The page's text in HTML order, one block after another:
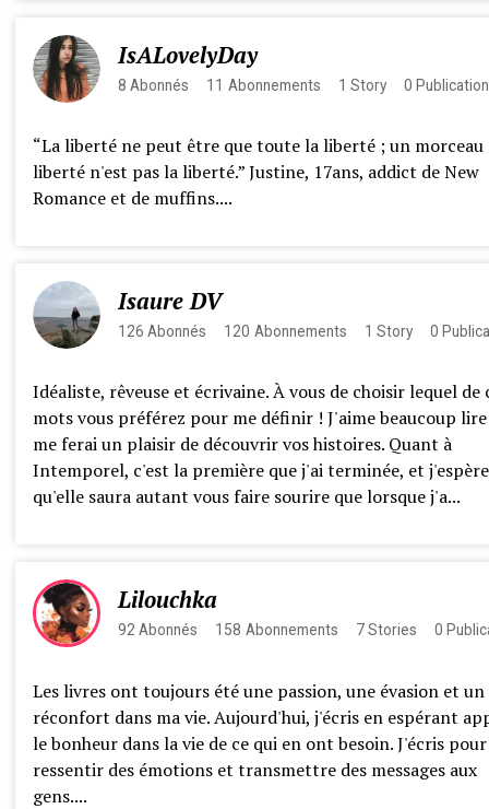
IsALovelyDay
8 Abonnés 11 Abonnements 1 Story 0 Publication
“La liberté ne peut être que toute la liberté ; un morceau
liberté n'est pas la liberté.” Justine, 17ans, addict de New
Romance et de muffins....
Isaure DV
126 Abonnés 120 Abonnements 1 Story 0
Idéaliste, rêveuse et écrivaine. À vous de choisir lequel de
mots vous préférez pour me définir ! J'aime beaucoup
me ferai un plaisir de découvrir vos histoires. Quant à
Intemporel, c'est la première que j'ai terminée, et j'espère
qu'elle saura autant vous faire sourire que lorsque j'a...
Lilouchka
92 Abonnés 158 Abonnements 7 Stories 0
Les livres ont toujours été une passion, une évasion et un
réconfort dans ma vie. Aujourd'hui, j'écris en espérant
le bonheur dans la vie de ce qui en ont besoin. J'écris
ressentir des émotions et transmettre des messages aux
gens....